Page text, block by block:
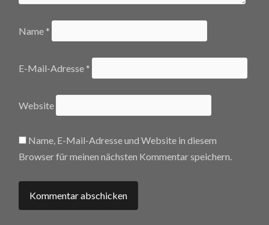
Name *
E-Mail-Adresse *
Website
Name, E-Mail-Adresse und Website in diesem
Browser für meinen nächsten Kommentar speichern.